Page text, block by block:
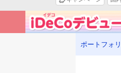
ポートフォ